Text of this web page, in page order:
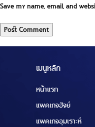
Save my name, email, and
เมนูหลัก
หน้าแรก
แพคเกจฮัจย์
แพคเกจอุมเราะห์